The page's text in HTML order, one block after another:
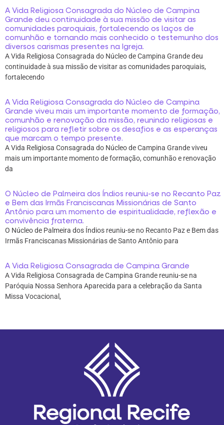
A Vida Religiosa Consagrada do Núcleo de Campina
Grande deu continuidade à sua missão de visitar as
comunidades paroquiais, fortalecendo os laços de
comunhão e tornando mais conhecido o testemunho dos
diversos carismas presentes na Igreja.
A Vida Religiosa Consagrada do Núcleo de Campina Grande deu
continuidade à sua missão de visitar as comunidades paroquiais,
fortalecendo
A Vida Religiosa Consagrada do Núcleo de Campina
Grande viveu mais um importante momento de formação,
comunhão e renovação da missão, reunindo religiosas e
religiosos para refletir sobre os desafios e as esperanças
que marcam o tempo presente.
A Vida Religiosa Consagrada do Núcleo de Campina Grande viveu
mais um importante momento de formação, comunhão e renovação
da
O Núcleo de Palmeira dos Índios reuniu-se no Recanto Paz
e Bem das Irmãs Franciscanas Missionárias de Santo
Antônio para um momento de espiritualidade, reflexão e
convivência fraterna.
O Núcleo de Palmeira dos Índios reuniu-se no Recanto Paz e Bem das
Irmãs Franciscanas Missionárias de Santo Antônio para
A Vida Religiosa Consagrada de Campina Grande
A Vida Religiosa Consagrada de Campina Grande reuniu-se na
Paróquia Nossa Senhora Aparecida para a celebração da Santa
Missa Vocacional,